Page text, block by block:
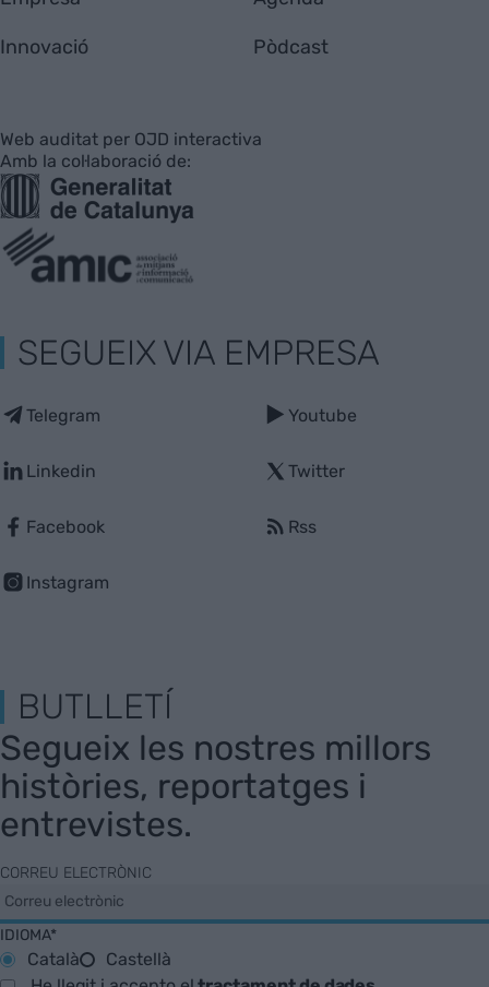
Innovació Pòdcast
Web auditat per OJD interactiva
Amb la col·laboració de:
SEGUEIX VIA EMPRESA
Telegram
Linkedin
Facebook
Instagram
Youtube
Twitter
Rss
BUTLLETÍ
Segueix les nostres millors
històries, reportatges i
entrevistes.
CORREU ELECTRÒNIC
IDIOMA*
Català
Castellà